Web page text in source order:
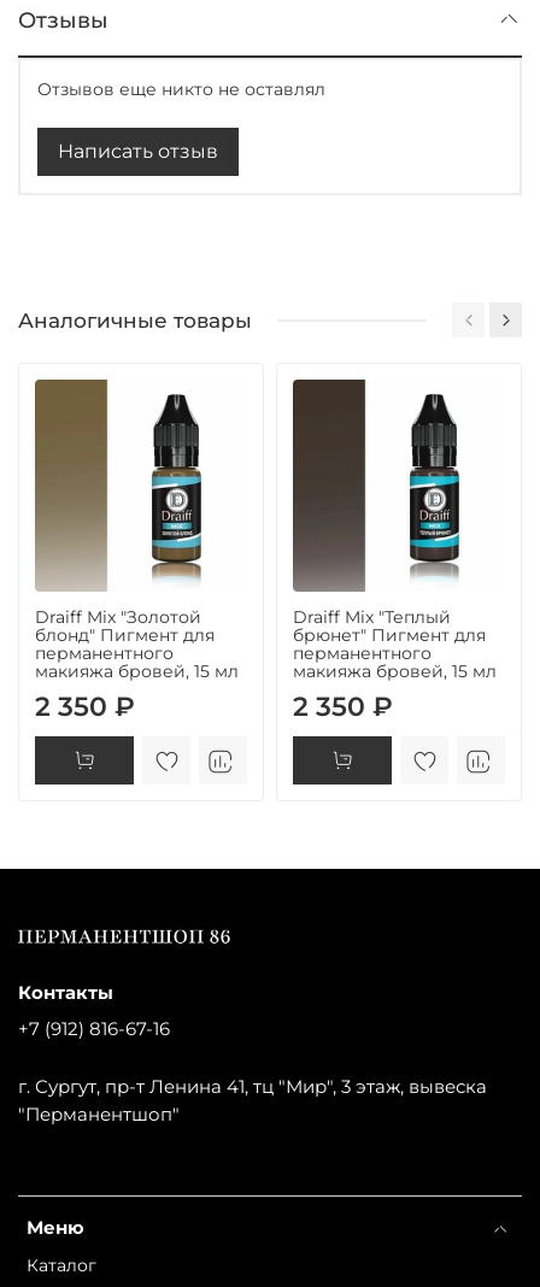
Отзывы
Отзывов еще никто не оставлял
Написать отзыв
Аналогичные товары
Draiff Mix "Золотой
блонд" Пигмент для
перманентного
макияжа бровей, 15 мл
2 350 ₽
Draiff Mix "Теплый
брюнет" Пигмент для
перманентного
макияжа бровей, 15 мл
2 350 ₽
Меню
Каталог
Контакты
+7 (912) 816-67-16
г. Сургут, пр-т Ленина 41, тц "Мир", 3 этаж, вывеска
"Перманентшоп"